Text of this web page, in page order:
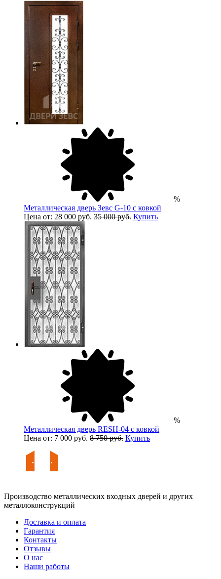
%
Металлическая дверь Зевс G-10 с ковкой
Цена от: 28 000 руб. 35 000 руб. Купить
%
Металлическая дверь RESH-04 с ковкой
Цена от: 7 000 руб. 8 750 руб. Купить
Производство металлических входных дверей и других
металлоконструкций
Доставка и оплата
Гарантия
Контакты
Отзывы
О нас
Наши работы